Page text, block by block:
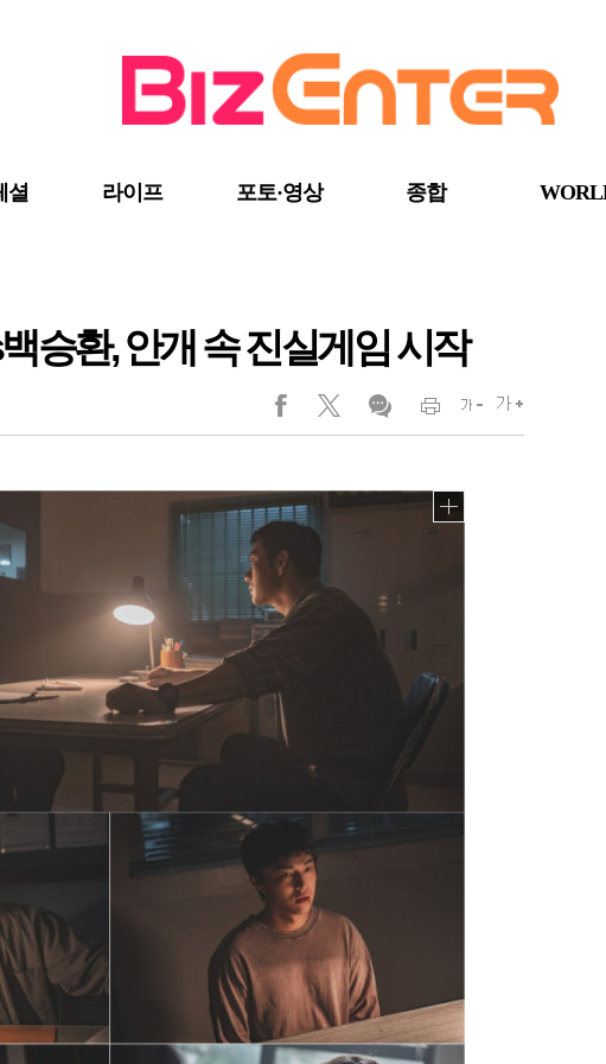
셜 라이프 포토·영상 종합
승환, 안개 속 진실게임 시작